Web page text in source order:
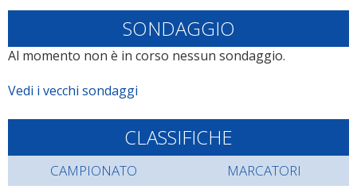
SONDAGGIO
Al momento non è in corso nessun sondaggio.
Vedi i vecchi sondaggi
CLASSIFICHE
CAMPIONATO MARCATORI